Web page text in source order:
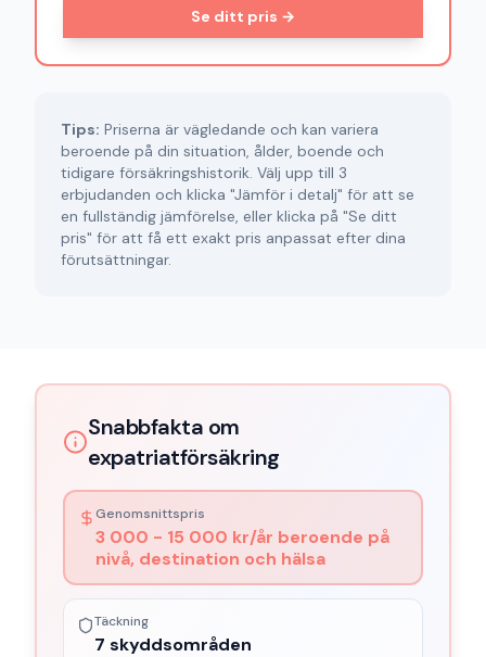
Se ditt pris →
Tips: Priserna är vägledande och kan variera
beroende på din situation, ålder, boende och
tidigare försäkringshistorik. Välj upp till 3
erbjudanden och klicka "Jämför i detalj" för att se
en fullständig jämförelse, eller klicka på "Se ditt
pris" för att få ett exakt pris anpassat efter dina
förutsättningar.
Snabbfakta om
expatriatförsäkring
Genomsnittspris
3 000 - 15 000 kr/år beroende på
nivå, destination och hälsa
Täckning
7 skyddsområden